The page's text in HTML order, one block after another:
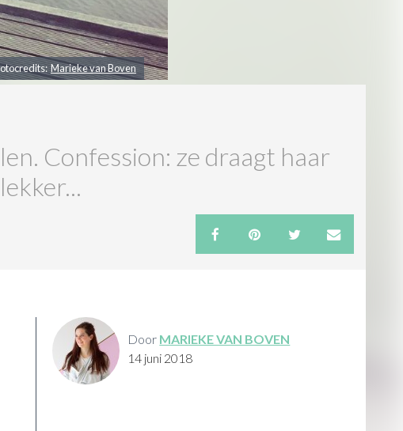
Marieke van Boven
Confession: ze draagt haar
Door MARIEKE VAN BOVEN
14 juni 2018